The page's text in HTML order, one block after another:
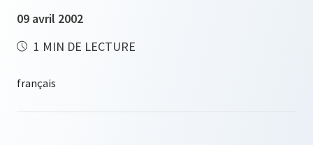
09 avril 2002
1 MIN DE LECTURE